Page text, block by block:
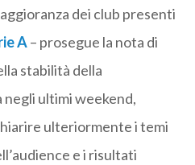
dei club presenti
A– prosegue la nota di
stabilità della
ultimi weekend,
ulteriormente i temi
e i risultati